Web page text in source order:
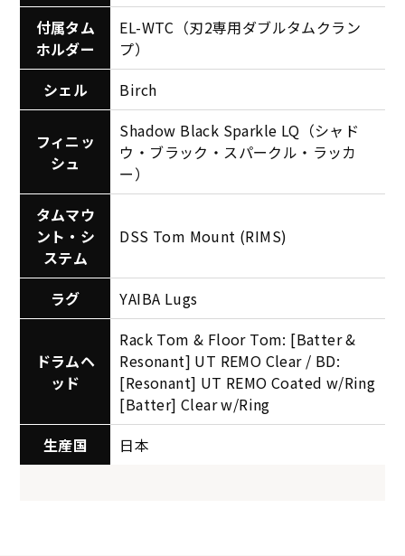
付属タム
ホルダー
EL-WTC（刃2専用ダブルタムクラン
プ）
シェル
Birch
フィニッ
シュ
Shadow Black Sparkle LQ（シャド
ウ・ブラック・スパークル・ラッカ
ー）
タムマウ
ント・シ
ステム
DSS Tom Mount (RIMS)
ラグ YAIBA Lugs
ドラムヘ
ッド
Rack Tom & Floor Tom: [Batter &
Resonant] UT REMO Clear / BD:
[Resonant] UT REMO Coated w/Ring
[Batter] Clear w/Ring
生産国
日本